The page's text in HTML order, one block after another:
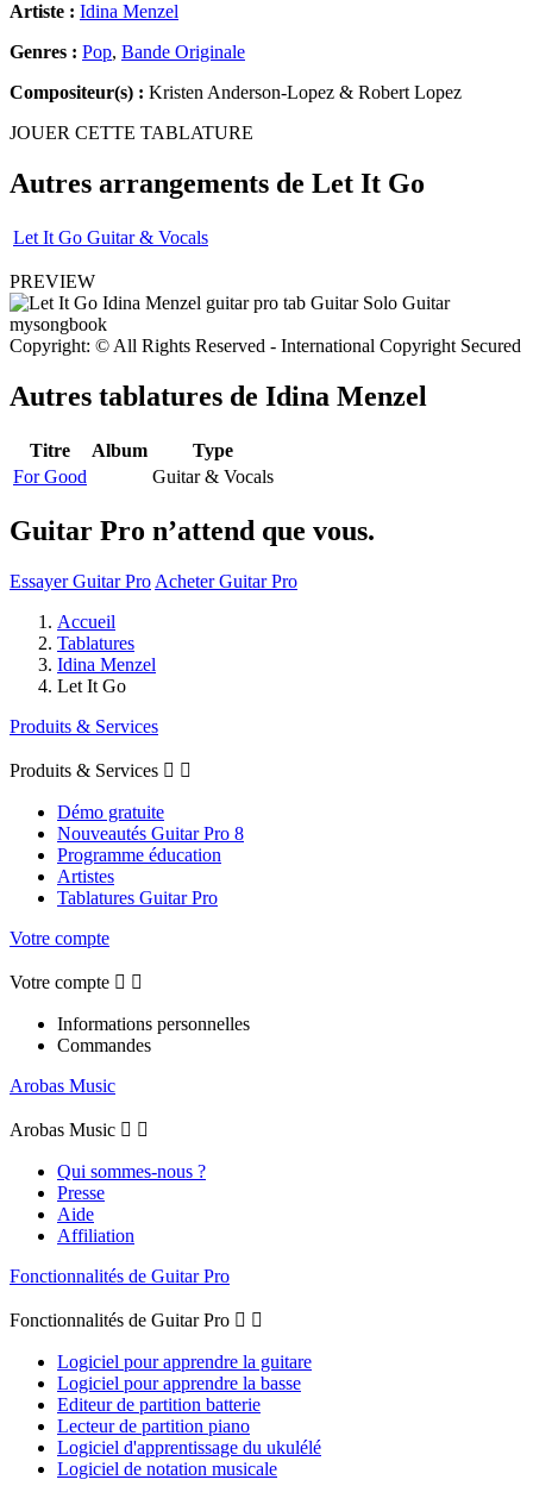
Artiste : Idina Menzel
Genres : Pop, Bande Originale
Compositeur(s) : Kristen Anderson-Lopez & Robert Lopez
JOUER CETTE TABLATURE
Autres arrangements de Let It Go
Let It Go Guitar & Vocals
PREVIEW
Copyright: © All Rights Reserved - International Copyright Secured
Autres tablatures de Idina Menzel
Titre Album
Type
For Good
Guitar & Vocals
Guitar Pro n’attend que vous.
Essayer Guitar Pro Acheter Guitar Pro
Accueil
Tablatures
Idina Menzel
Let It Go
Produits & Services
Produits & Services  
Démo gratuite
Nouveautés Guitar Pro 8
Programme éducation
Artistes
Tablatures Guitar Pro
Votre compte
Votre compte  
Informations personnelles
Commandes
Arobas Music
Arobas Music  
Qui sommes-nous ?
Presse
Aide
Affiliation
Fonctionnalités de Guitar Pro
Fonctionnalités de Guitar Pro  
Logiciel pour apprendre la guitare
Logiciel pour apprendre la basse
Editeur de partition batterie
Lecteur de partition piano
Logiciel d'apprentissage du ukulélé
Logiciel de notation musicale